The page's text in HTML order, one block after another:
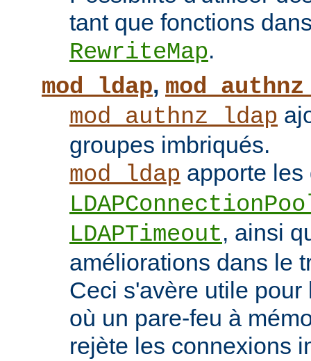
tant que fonctions
RewriteMap.
mod_ldap,
mod_authnz_ldap
groupes imbriqués.
mod_ldap apporte les
LDAPTimeout, ainsi
améliorations dans le
Ceci s'avère utile
où un pare-feu à
rejète les connexions